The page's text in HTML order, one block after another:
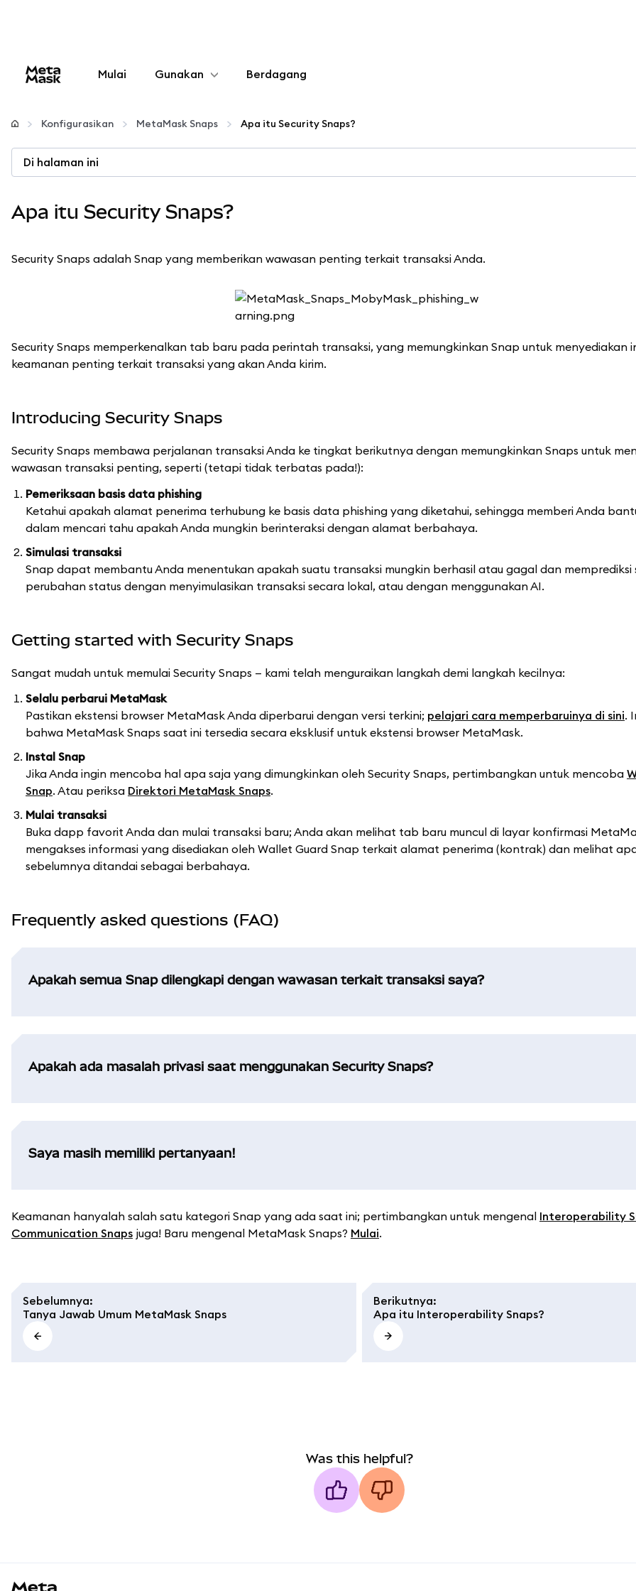
Mulai Gunakan
Konfigurasikan
Kelola kripto
Berdagang
Konfigurasikan MetaMask Snaps Apa itu Security Snaps?
Di halaman ini
Apa itu Security Snaps?
Security Snaps adalah Snap yang memberikan wawasan penting terkait transaksi Anda.
Security Snaps memperkenalkan tab baru pada perintah transaksi, yang memungkinkan Snap untuk menyediakan
keamanan penting terkait transaksi yang akan Anda kirim.
Introducing Security Snaps
Security Snaps membawa perjalanan transaksi Anda ke tingkat berikutnya dengan memungkinkan Snaps untuk
wawasan transaksi penting, seperti (tetapi tidak terbatas pada!):
Pemeriksaan basis data phishing
Ketahui apakah alamat penerima terhubung ke basis data phishing yang diketahui, sehingga memberi Anda
dalam mencari tahu apakah Anda mungkin berinteraksi dengan alamat berbahaya.
Simulasi transaksi
Snap dapat membantu Anda menentukan apakah suatu transaksi mungkin berhasil atau gagal dan memprediksi
perubahan status dengan menyimulasikan transaksi secara lokal, atau dengan menggunakan AI.
Getting started with Security Snaps
Sangat mudah untuk memulai Security Snaps — kami telah menguraikan langkah demi langkah kecilnya:
Selalu perbarui MetaMask
Pastikan ekstensi browser MetaMask Anda diperbarui dengan versi terkini; pelajari cara memperbaruinya di sini.
bahwa MetaMask Snaps saat ini tersedia secara eksklusif untuk ekstensi browser MetaMask.
Instal Snap
Jika Anda ingin mencoba hal apa saja yang dimungkinkan oleh Security Snaps, pertimbangkan untuk mencoba
Snap. Atau periksa Direktori MetaMask Snaps.
Mulai transaksi
Buka dapp favorit Anda dan mulai transaksi baru; Anda akan melihat tab baru muncul di layar konfirmasi
mengakses informasi yang disediakan oleh Wallet Guard Snap terkait alamat penerima (kontrak) dan melihat
sebelumnya ditandai sebagai berbahaya.
Frequently asked questions (FAQ)
Apakah semua Snap dilengkapi dengan wawasan terkait transaksi saya?
Apakah ada masalah privasi saat menggunakan Security Snaps?
Saya masih memiliki pertanyaan!
Keamanan hanyalah salah satu kategori Snap yang ada saat ini; pertimbangkan untuk mengenal Interoperability
Communication Snaps juga! Baru mengenal MetaMask Snaps? Mulai.
Sebelumnya:
Tanya Jawab Umum MetaMask Snaps
Berikutnya:
Apa itu Interoperability Snaps?
Was this helpful?